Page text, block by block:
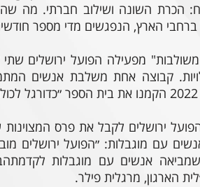
הכרת השונה ושילוב חברתי. מה
ברחבי הארץ, הנפגשים מדי מספר
מפעילה הפועל ירושלים
קבוצה אחת משלבת אנשים
נבחרה הפועל ירושלים לקבל את פרס
עם מוגבלות: ״הפועל ירושלים
אנשים עם מוגבלות
הארגון, מרגלית פילר.